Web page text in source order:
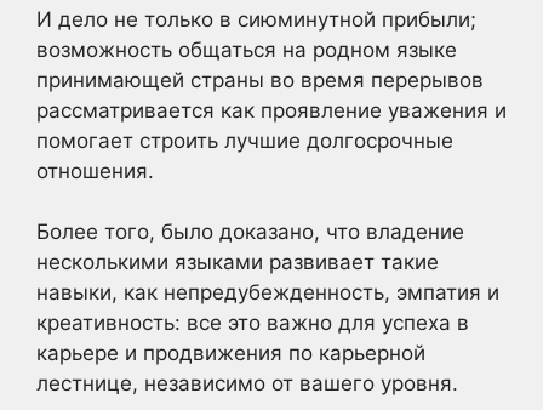
И дело не только в сиюминутной прибыли;
возможность общаться на родном языке
принимающей страны во время перерывов
рассматривается как проявление уважения и
помогает строить лучшие долгосрочные
отношения.
Более того, было доказано, что владение
несколькими языками развивает такие
навыки, как непредубежденность, эмпатия и
креативность: все это важно для успеха в
карьере и продвижения по карьерной
лестнице, независимо от вашего уровня.